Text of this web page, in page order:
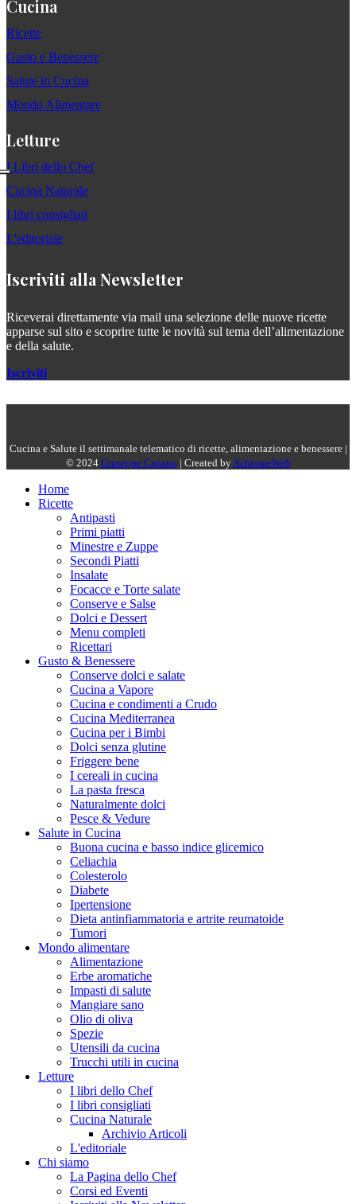
Cucina
Ricette
Gusto e Benessere
Salute in Cucina
Mondo Alimentare
Letture
I Libri dello Chef
Cucina Naturale
I libri consigliati
L'editoriale
Iscriviti alla Newsletter
Riceverai direttamente via mail una selezione delle nuove ricette
apparse sul sito e scoprire tutte le novità sul tema dell’alimentazione
e della salute.
Iscriviti
Cucina e Salute il settimanale telematico di ricette, alimentazione e benessere |
© 2024 Giuseppe Capano | Created byAchromeWeb
Home
Ricette
Antipasti
Primi piatti
Minestre e Zuppe
Secondi Piatti
Insalate
Focacce e Torte salate
Conserve e Salse
Dolci e Dessert
Menu completi
Ricettari
Gusto & Benessere
Conserve dolci e salate
Cucina a Vapore
Cucina e condimenti a Crudo
Cucina Mediterranea
Cucina per i Bimbi
Dolci senza glutine
Friggere bene
I cereali in cucina
La pasta fresca
Naturalmente dolci
Pesce & Vedure
Salute in Cucina
Buona cucina e basso indice glicemico
Celiachia
Colesterolo
Diabete
Ipertensione
Dieta antinfiammatoria e artrite reumatoide
Tumori
Mondo alimentare
Alimentazione
Erbe aromatiche
Impasti di salute
Mangiare sano
Olio di oliva
Spezie
Utensili da cucina
Trucchi utili in cucina
Letture
I libri dello Chef
I libri consigliati
Cucina Naturale
Archivio Articoli
L'editoriale
Chi siamo
La Pagina dello Chef
Corsi ed Eventi